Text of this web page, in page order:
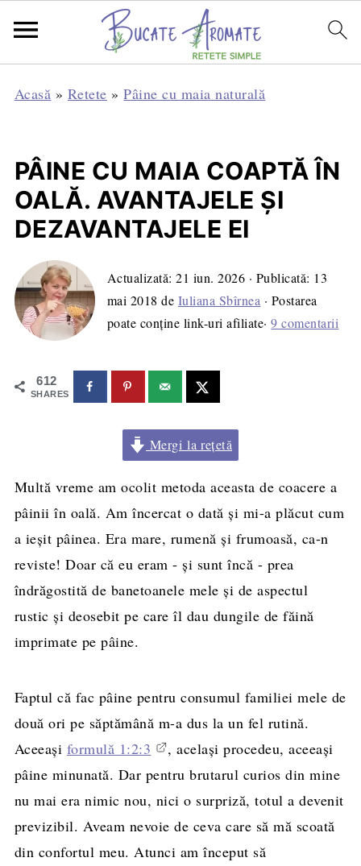
Acasă » Retete »Pâine cu maia naturală
PÂINE CU MAIA COAPTĂ ÎN
OALĂ. AVANTAJELE ȘI
DEZAVANTAJELE EI
Actualizată:21 iun. 2026 · Publicată: 13
mai 2018 de Iuliana Sbîrnea · Postarea
poate conține link-uri afiliate·9 comentarii
612
SHARES
Mergi la rețetă
Multă vreme am ocolit metoda aceasta de coacere a
pâinii în oală. Am încercat o dată și mi-a plăcut cum
a ieșit pâinea. Era mare, rumenă și frumoasă, ca-n
reviste! Doar că eu eram - și sunt încă - prea
îndrăgostită de banetoanele mele și de aspectul
rustic și deosebit pe care îl dau dungile de făină
imprimate pe pâine.
Faptul că fac pâine pentru consumul familiei mele de
două ori pe săptămână m-a dus la un fel rutină.
Aceeași formulă 1:2:3
, același procedeu, aceeași
pâine minunată. Dar pentru brutarul curios din mine
nu mai era nimic nou, nici o surpriză, totul a devenit
previzibil. Aveam nevoie de ceva care să mă scoată
din confortul meu. Atunci am început să